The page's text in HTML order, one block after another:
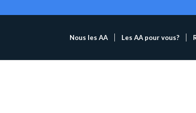
Nous les AA Les AA pour vous?